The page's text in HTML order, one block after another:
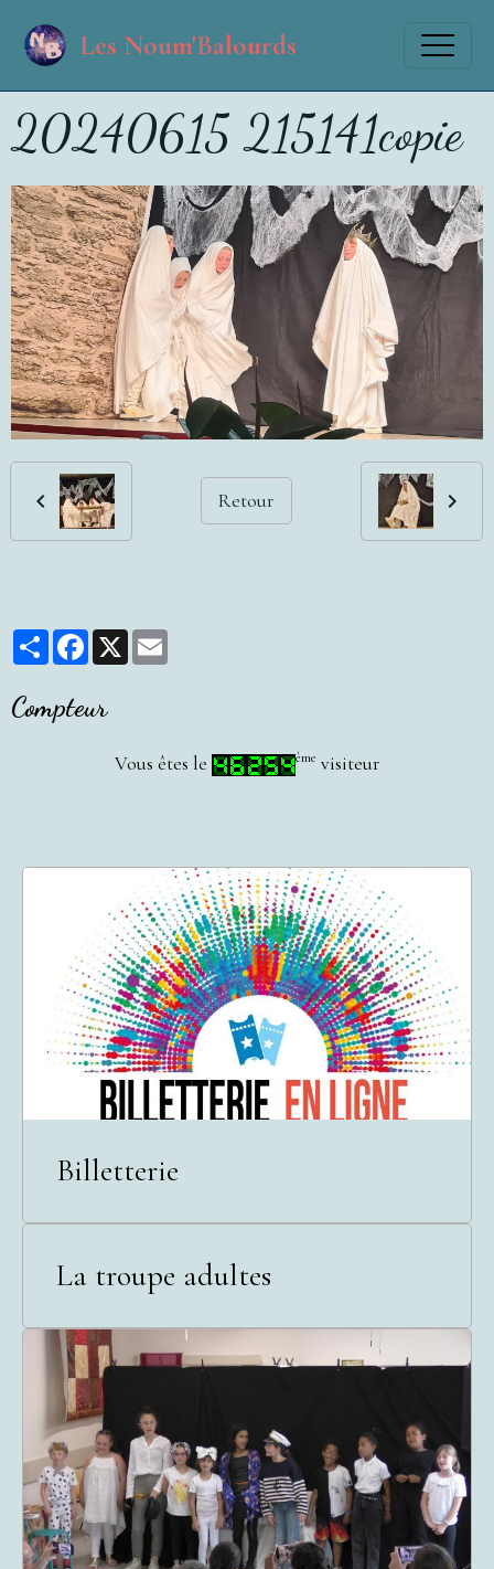
Les Noum'Balourds
20240615 215141copie
Retour
PartagerFacebook
X
Compteur
Vous êtes le ème visiteur
Billetterie
La troupe adultes